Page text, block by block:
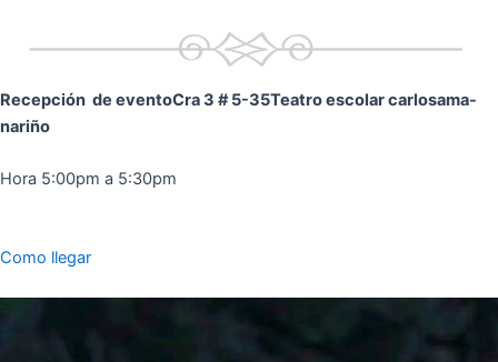
Recepción de eventoCra 3 # 5-35Teatro escolar carlosama-
nariño
Hora 5:00pm a 5:30pm
Como llegar